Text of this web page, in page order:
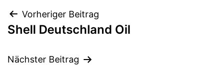
Beitragsnavigation
Vorheriger Beitrag
Shell Deutschland Oil
Nächster Beitrag